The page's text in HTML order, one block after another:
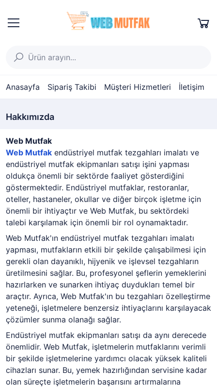
Anasayfa Sipariş Takibi Müşteri Hizmetleri İletişim
Hakkımızda
Web Mutfak
Web Mutfak endüstriyel mutfak tezgahları imalatı ve
endüstriyel mutfak ekipmanları satışı işini yapması
oldukça önemli bir sektörde faaliyet gösterdiğini
göstermektedir. Endüstriyel mutfaklar, restoranlar,
oteller, hastaneler, okullar ve diğer birçok işletme için
önemli bir ihtiyaçtır ve Web Mutfak, bu sektördeki
talebi karşılamak için önemli bir rol oynamaktadır.
Web Mutfak'ın endüstriyel mutfak tezgahları imalatı
yapması, mutfakların etkili bir şekilde çalışabilmesi için
gerekli olan dayanıklı, hijyenik ve işlevsel tezgahların
üretilmesini sağlar. Bu, profesyonel şeflerin yemeklerini
hazırlarken ve sunarken ihtiyaç duydukları temel bir
araçtır. Ayrıca, Web Mutfak'ın bu tezgahları özelleştirme
yeteneği, işletmelere benzersiz ihtiyaçlarını karşılayacak
çözümler sunma olanağı sağlar.
Endüstriyel mutfak ekipmanları satışı da aynı derecede
önemlidir. Web Mutfak, işletmelerin mutfaklarını verimli
bir şekilde işletmelerine yardımcı olacak yüksek kaliteli
cihazları sunar. Bu, yemek hazırlığından servisine kadar
olan süreçte işletmelerin başarısını artırmalarına